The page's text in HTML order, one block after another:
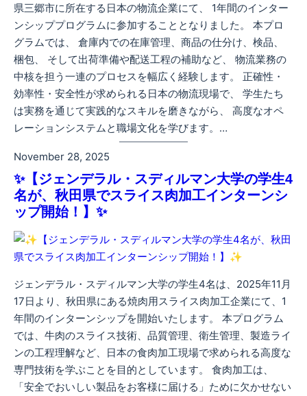
県三郷市に所在する日本の物流企業にて、 1年間のインター
ンシッププログラムに参加することとなりました。 本プロ
グラムでは、 倉庫内での在庫管理、商品の仕分け、検品、
梱包、 そして出荷準備や配送工程の補助など、 物流業務の
中核を担う一連のプロセスを幅広く経験します。 正確性・
効率性・安全性が求められる日本の物流現場で、 学生たち
は実務を通じて実践的なスキルを磨きながら、 高度なオペ
レーションシステムと職場文化を学びます。…
November 28, 2025
✨【ジェンデラル・スディルマン大学の学生4
名が、秋田県でスライス肉加工インターンシ
ップ開始！】✨
ジェンデラル・スディルマン大学の学生4名は、2025年11月
17日より、秋田県にある焼肉用スライス肉加工企業にて、1
年間のインターンシップを開始いたします。 本プログラム
では、牛肉のスライス技術、品質管理、衛生管理、製造ライ
ンの工程理解など、日本の食肉加工現場で求められる高度な
専門技術を学ぶことを目的としています。 食肉加工は、
「安全でおいしい製品をお客様に届ける」ために欠かせない